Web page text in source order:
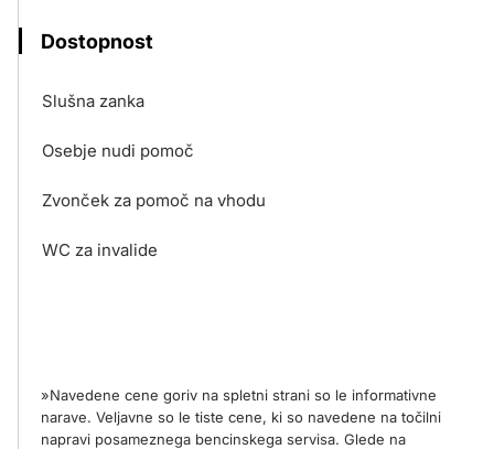
Dostopnost
Slušna zanka
Osebje nudi pomoč
Zvonček za pomoč na vhodu
WC za invalide
»Navedene cene goriv na spletni strani so le informativne
narave. Veljavne so le tiste cene, ki so navedene na točilni
napravi posameznega bencinskega servisa. Glede na